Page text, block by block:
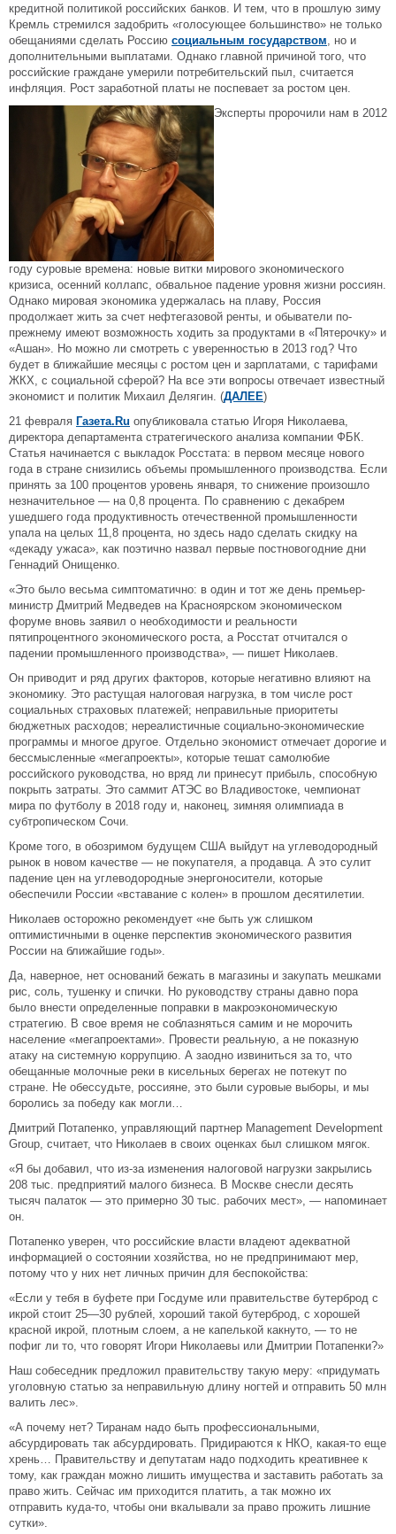
кредитной политикой российских банков. И тем, что в прошлую зиму
Кремль стремился задобрить «голосующее большинство» не только
обещаниями сделать Россию социальным государством, но и
дополнительными выплатами. Однако главной причиной того, что
российские граждане умерили потребительский пыл, считается
инфляция. Рост заработной платы не поспевает за ростом цен.
Эксперты пророчили нам в 2012
году суровые времена: новые витки мирового экономического
кризиса, осенний коллапс, обвальное падение уровня жизни россиян.
Однако мировая экономика удержалась на плаву, Россия
продолжает жить за счет нефтегазовой ренты, и обыватели по-
прежнему имеют возможность ходить за продуктами в «Пятерочку» и
«Ашан». Но можно ли смотреть с уверенностью в 2013 год? Что
будет в ближайшие месяцы с ростом цен и зарплатами, с тарифами
ЖКХ, с социальной сферой? На все эти вопросы отвечает известный
экономист и политик Михаил Делягин. (ДАЛЕЕ)
21 февраля Газета.Ru опубликовала статью Игоря Николаева,
директора департамента стратегического анализа компании ФБК.
Статья начинается с выкладок Росстата: в первом месяце нового
года в стране снизились объемы промышленного производства. Если
принять за 100 процентов уровень января, то снижение произошло
незначительное — на 0,8 процента. По сравнению с декабрем
ушедшего года продуктивность отечественной промышленности
упала на целых 11,8 процента, но здесь надо сделать скидку на
«декаду ужаса», как поэтично назвал первые постновогодние дни
Геннадий Онищенко.
«Это было весьма симптоматично: в один и тот же день премьер-
министр Дмитрий Медведев на Красноярском экономическом
форуме вновь заявил о необходимости и реальности
пятипроцентного экономического роста, а Росстат отчитался о
падении промышленного производства», — пишет Николаев.
Он приводит и ряд других факторов, которые негативно влияют на
экономику. Это растущая налоговая нагрузка, в том числе рост
социальных страховых платежей; неправильные приоритеты
бюджетных расходов; нереалистичные социально-экономические
программы и многое другое. Отдельно экономист отмечает дорогие и
бессмысленные «мегапроекты», которые тешат самолюбие
российского руководства, но вряд ли принесут прибыль, способную
покрыть затраты. Это саммит АТЭС во Владивостоке, чемпионат
мира по футболу в 2018 году и, наконец, зимняя олимпиада в
субтропическом Сочи.
Кроме того, в обозримом будущем США выйдут на углеводородный
рынок в новом качестве — не покупателя, а продавца. А это сулит
падение цен на углеводородные энергоносители, которые
обеспечили России «вставание с колен» в прошлом десятилетии.
Николаев осторожно рекомендует «не быть уж слишком
оптимистичными в оценке перспектив экономического развития
России на ближайшие годы».
Да, наверное, нет оснований бежать в магазины и закупать мешками
рис, соль, тушенку и спички. Но руководству страны давно пора
было внести определенные поправки в макроэкономическую
стратегию. В свое время не соблазняться самим и не морочить
население «мегапроектами». Провести реальную, а не показную
атаку на системную коррупцию. А заодно извиниться за то, что
обещанные молочные реки в кисельных берегах не потекут по
стране. Не обессудьте, россияне, это были суровые выборы, и мы
боролись за победу как могли…
Дмитрий Потапенко, управляющий партнер Management Development
Group, считает, что Николаев в своих оценках был слишком мягок.
«Я бы добавил, что из-за изменения налоговой нагрузки закрылись
208 тыс. предприятий малого бизнеса. В Москве снесли десять
тысяч палаток — это примерно 30 тыс. рабочих мест», — напоминает
он.
Потапенко уверен, что российские власти владеют адекватной
информацией о состоянии хозяйства, но не предпринимают мер,
потому что у них нет личных причин для беспокойства:
«Если у тебя в буфете при Госдуме или правительстве бутерброд с
икрой стоит 25—30 рублей, хороший такой бутерброд, с хорошей
красной икрой, плотным слоем, а не капелькой какнуто, — то не
пофиг ли то, что говорят Игори Николаевы или Дмитрии Потапенки?»
Наш собеседник предложил правительству такую меру: «придумать
уголовную статью за неправильную длину ногтей и отправить 50 млн
валить лес».
«А почему нет? Тиранам надо быть профессиональными,
абсурдировать так абсурдировать. Придираются к НКО, какая-то еще
хрень… Правительству и депутатам надо подходить креативнее к
тому, как граждан можно лишить имущества и заставить работать за
право жить. Сейчас им приходится платить, а так можно их
отправить куда-то, чтобы они вкалывали за право прожить лишние
сутки».